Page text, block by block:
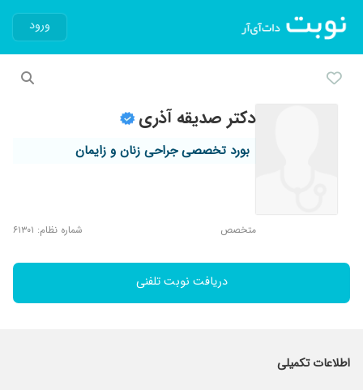
ورود
دکتر صدیقه آذری
بورد تخصصی جراحی زنان و زایمان
متخصص شماره نظام: ۶۱۳۰۱
دریافت نوبت تلفنی
اطلاعات تکمیلی